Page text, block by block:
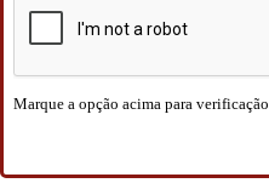
Marque a opção acima para verificação.